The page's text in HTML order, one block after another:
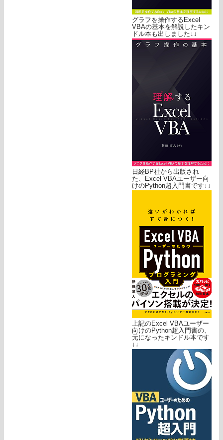
グラフを操作するExcel
VBAの基本を解説したキン
ドル本も出しました↓↓
日経BP社から出版され
た、Excel VBAユーザー向
けのPython超入門書です↓↓
上記のExcel VBAユーザー
向けのPython超入門書の、
元になったキンドル本です
↓↓